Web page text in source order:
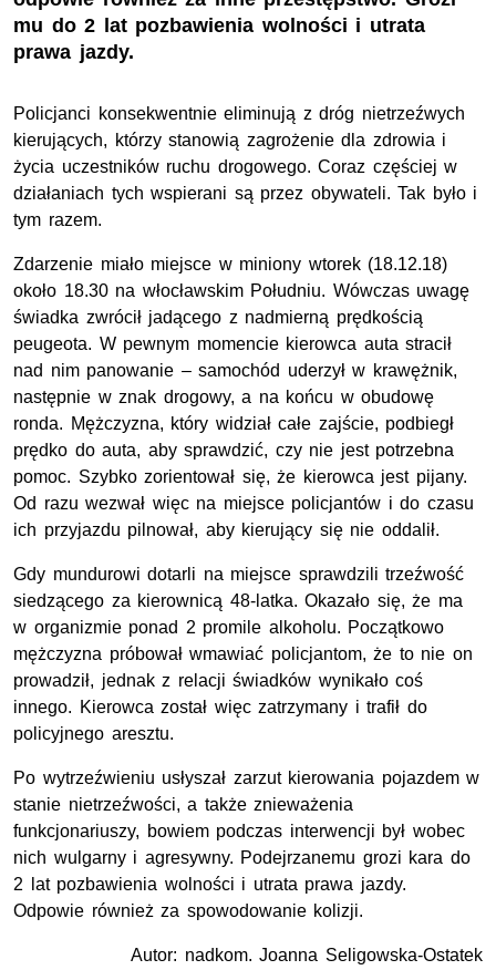
mu do 2 lat pozbawienia wolności i utrata
prawa jazdy.
Policjanci konsekwentnie eliminują z dróg nietrzeźwych
kierujących, którzy stanowią zagrożenie dla zdrowia i
życia uczestników ruchu drogowego. Coraz częściej w
działaniach tych wspierani są przez obywateli. Tak było i
tym razem.
Zdarzenie miało miejsce w miniony wtorek (18.12.18)
około 18.30 na włocławskim Południu. Wówczas uwagę
świadka zwrócił jadącego z nadmierną prędkością
peugeota. W pewnym momencie kierowca auta stracił
nad nim panowanie – samochód uderzył w krawężnik,
następnie w znak drogowy, a na końcu w obudowę
ronda. Mężczyzna, który widział całe zajście, podbiegł
prędko do auta, aby sprawdzić, czy nie jest potrzebna
pomoc. Szybko zorientował się, że kierowca jest pijany.
Od razu wezwał więc na miejsce policjantów i do czasu
ich przyjazdu pilnował, aby kierujący się nie oddalił.
Gdy mundurowi dotarli na miejsce sprawdzili trzeźwość
siedzącego za kierownicą 48-latka. Okazało się, że ma
w organizmie ponad 2 promile alkoholu. Początkowo
mężczyzna próbował wmawiać policjantom, że to nie on
prowadził, jednak z relacji świadków wynikało coś
innego. Kierowca został więc zatrzymany i trafił do
policyjnego aresztu.
Po wytrzeźwieniu usłyszał zarzut kierowania pojazdem w
stanie nietrzeźwości, a także znieważenia
funkcjonariuszy, bowiem podczas interwencji był wobec
nich wulgarny i agresywny. Podejrzanemu grozi kara do
2 lat pozbawienia wolności i utrata prawa jazdy.
Odpowie również za spowodowanie kolizji.
Autor: nadkom. Joanna Seligowska-Ostatek